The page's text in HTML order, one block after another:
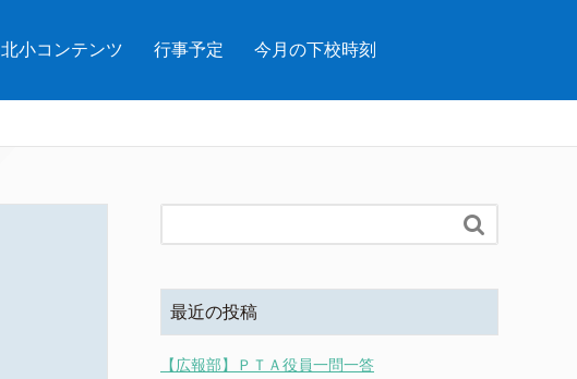
北小コンテンツ 行事予定 今月の下校時刻

最近の投稿
【広報部】ＰＴＡ役員一問一答